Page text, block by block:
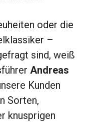
oder die
–
sind, weiß
Andreas
Kunden
Sorten,
knusprigen